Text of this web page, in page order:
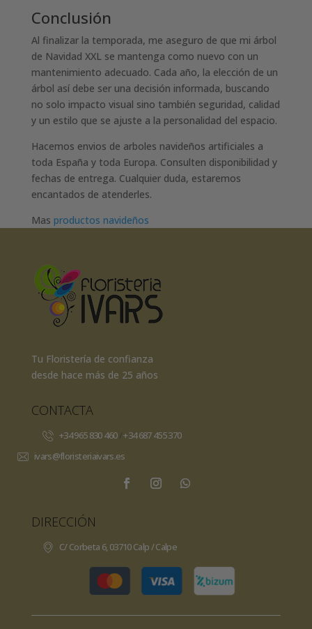
Conclusión
Al finalizar la temporada, me aseguro de que mi árbol
de Navidad XXL se mantenga como nuevo con un
mantenimiento adecuado. Cada año, la elección de un
árbol así debe ser una decisión informada, buscando
no solo impacto visual sino también seguridad, calidad
y un estilo que se ajuste a la personalidad del espacio.
Hacemos envios de arboles navideños artificiales a
toda España y toda Europa. Consulten disponibilidad y
fechas de entrega. Cualquier duda, estaremos
encantados de atenderles.
Mas productos navideños
Tu Floristería de confianza
desde hace más de 25 años
CONTACTA
+34 965 830 460/+34 687 455 370
ivars@floristeriaivars.es
DIRECCIÓN
C/ Corbeta 6, 03710 Calp / Calpe